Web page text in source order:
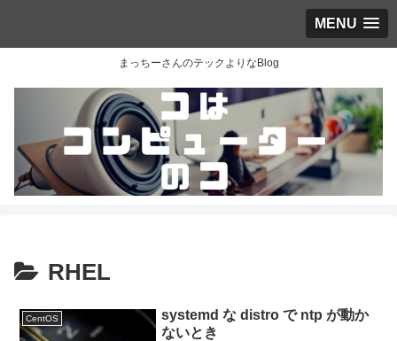
MENU
まっちーさんのテックよりなBlog
RHEL
CentOS
systemd な distro で ntp が動か
ないとき